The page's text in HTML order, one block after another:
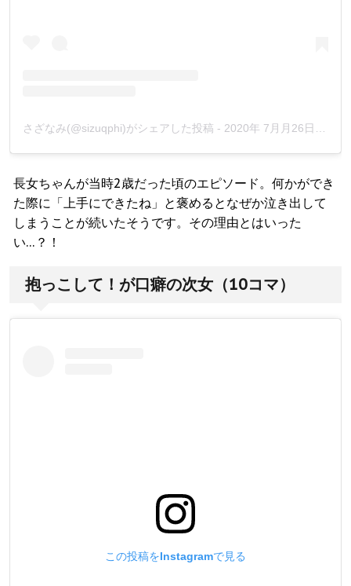
さざなみ(@sizuqphi)がシェアした投稿 - 2020年 7月月26日午後10時25分PDT
長女ちゃんが当時2歳だった頃のエピソード。何かができ
た際に「上手にできたね」と褒めるとなぜか泣き出して
しまうことが続いたそうです。その理由とはいった
い…？！
抱っこして！が口癖の次女（10コマ）
この投稿をInstagramで見る